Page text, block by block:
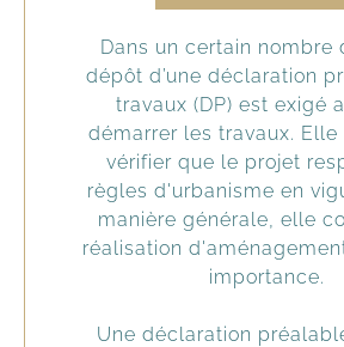
Dans un certain nombre
dépôt d’une déclaration
travaux (DP) est exigé
démarrer les travaux.
vérifier que le projet
règles d'urbanisme en
manière générale, elle
réalisation
importance.
Une déclaration